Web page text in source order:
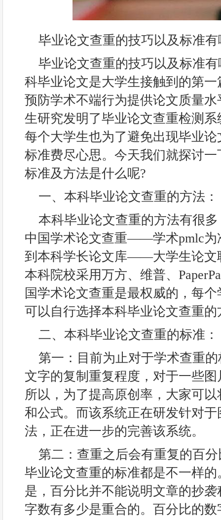
毕业论文查重的技巧以及标准
毕业论文查重的技巧以及标准
科毕业论文是大学生接触到的第
预防学术不端行为提供论文质量
生研究发明了毕业论文查重检测
每个大学生也为了避免出现毕业
标准费尽心思。今天我们就探讨
标准及方法是什么呢?
一、本科毕业论文查重的方法：
本科毕业论文查重的方法有很
中国学术论文查重——学术pmlc为
到本科学长论文库——大学生论文
本科院校采用万方、维普、
国学术论文查重是最权威的，每
可以自行选择本科毕业论文查重的
二、本科毕业论文查重的标准：
第一：目前为止对于学术查重
文字的复制重复程度，对于一些
所以，为了提高原创率，大家可
和公式。而该系统正在研发针对
法，正在进一步的完善该系统。
第二：查重之后会有重复的百
毕业论文查重的标准都是不一样
是，百分比并不能说明文章的抄
字数有多少是重合的。百分比的